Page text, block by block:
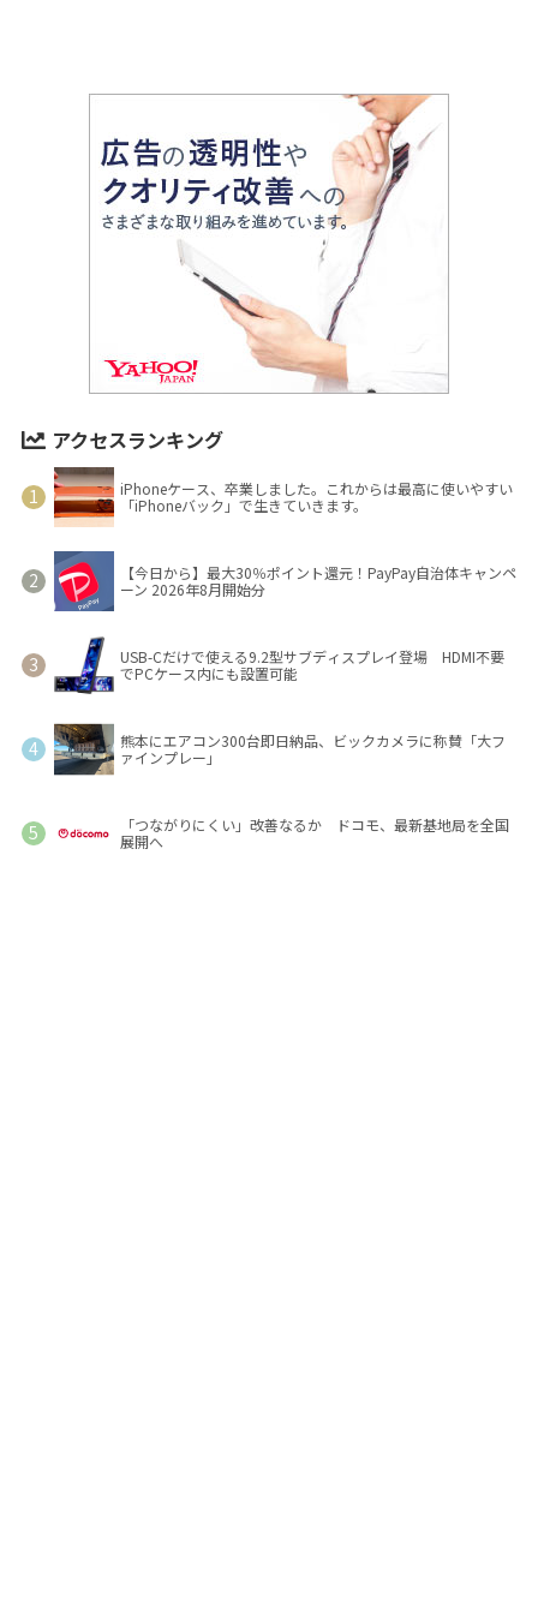
アクセスランキング
iPhoneケース、卒業しました。これからは最高に使いやすい
「iPhoneバック」で生きていきます。
【今日から】最大30％ポイント還元！PayPay自治体キャンペ
ーン 2026年8月開始分
USB-Cだけで使える9.2型サブディスプレイ登場 HDMI不要
でPCケース内にも設置可能
熊本にエアコン300台即日納品、ビックカメラに称賛「大フ
ァインプレー」
「つながりにくい」改善なるか ドコモ、最新基地局を全国
展開へ